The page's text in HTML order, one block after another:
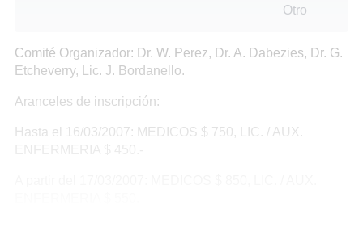
Otro
Comité Organizador: Dr. W. Perez, Dr. A. Dabezies, Dr. G.
Etcheverry, Lic. J. Bordanello.
Aranceles de inscripción:
Hasta el 16/03/2007: MEDICOS $ 750, LIC. / AUX.